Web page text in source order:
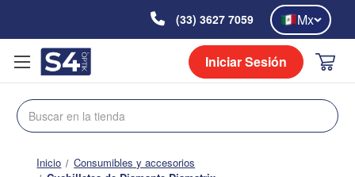
(33) 3627 7059 Mx
Iniciar Sesión
Buscar
Inicio
Consumibles y accesorios